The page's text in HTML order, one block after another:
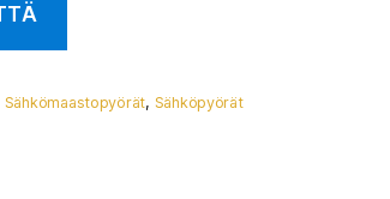
Sähkömaastopyörät, Sähköpyörät